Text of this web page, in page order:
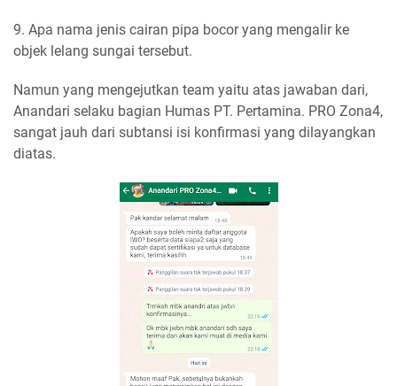
9. Apa nama jenis cairan pipa bocor yang mengalir ke
objek lelang sungai tersebut.
Namun yang mengejutkan team yaitu atas jawaban dari,
Anandari selaku bagian Humas PT. Pertamina. PRO Zona4,
sangat jauh dari subtansi isi konfirmasi yang dilayangkan
diatas.